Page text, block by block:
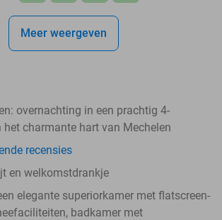
Meer weergeven
overnachting in een prachtig 4-
het charmante hart van Mechelen
recensies
en welkomstdrankje
elegante superiorkamer met flatscreen-
badkamer met